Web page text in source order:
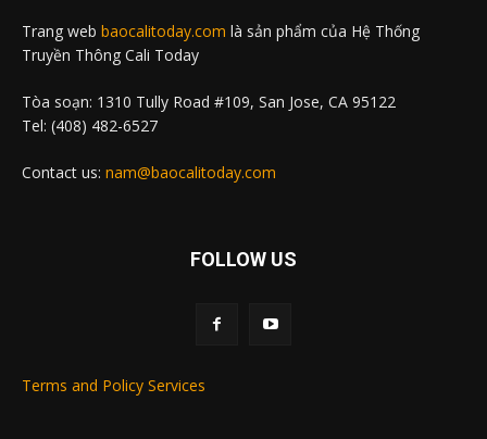
Trang web baocalitoday.com là sản phẩm của Hệ Thống
Truyền Thông Cali Today
Tòa soạn: 1310 Tully Road #109, San Jose, CA 95122
Tel: (408) 482-6527
Contact us: nam@baocalitoday.com
FOLLOW US
Terms and Policy Services